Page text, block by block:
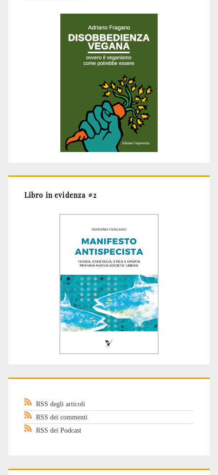
Libro in evidenza #2
RSS degli articoli
RSS dei commenti
RSS dei Podcast